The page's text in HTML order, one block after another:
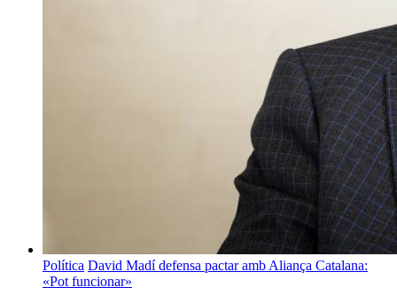
Política David Madí defensa pactar amb Aliança Catalana:
«Pot funcionar»